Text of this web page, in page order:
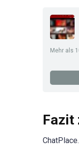
Mehr als
Fazit